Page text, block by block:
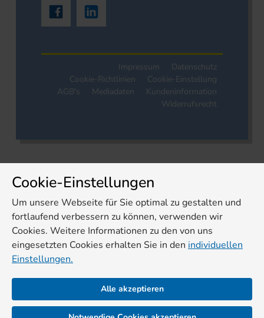
Impressum
Datenschutz
Cookie-Richtlinien
Cookie-Einstellung
AGB's
Mediadaten
Kundeninformation
Widerrufsrecht
Cookie-Einstellungen
Um unsere Webseite für Sie optimal zu gestalten und
fortlaufend verbessern zu können, verwenden wir
Cookies. Weitere Informationen zu den von uns
eingesetzten Cookies erhalten Sie in den individuellen
Einstellungen.
Alle akzeptieren